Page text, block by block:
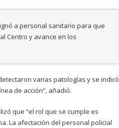
a personal sanitario para que
Centro y avance en los
varias patologías y se indicó
de acción”, añadió.
que “el rol que se cumple es
La afectación del personal policial